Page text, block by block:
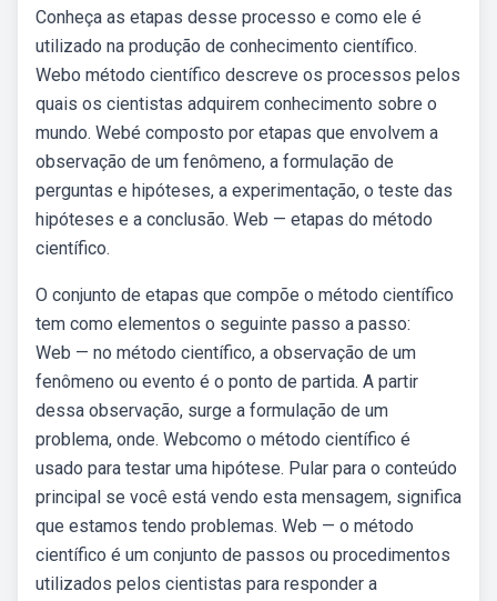
Conheça as etapas desse processo e como ele é
utilizado na produção de conhecimento científico.
Webo método científico descreve os processos pelos
quais os cientistas adquirem conhecimento sobre o
mundo. Webé composto por etapas que envolvem a
observação de um fenômeno, a formulação de
perguntas e hipóteses, a experimentação, o teste das
hipóteses e a conclusão. Web — etapas do método
científico.
O conjunto de etapas que compõe o método científico
tem como elementos o seguinte passo a passo:
Web — no método científico, a observação de um
fenômeno ou evento é o ponto de partida. A partir
dessa observação, surge a formulação de um
problema, onde. Webcomo o método científico é
usado para testar uma hipótese. Pular para o conteúdo
principal se você está vendo esta mensagem, significa
que estamos tendo problemas. Web — o método
científico é um conjunto de passos ou procedimentos
utilizados pelos cientistas para responder a